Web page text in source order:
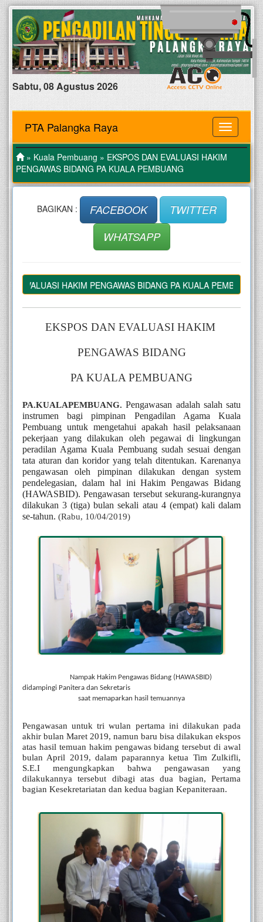
Sabtu, 08 Agustus 2026
MENU
PTA Palangka Raya
» Kuala Pembuang » EKSPOS DAN EVALUASI HAKIM
PENGAWAS BIDANG PA KUALA PEMBUANG
BAGIKAN : FACEBOOK
TWITTER
WHATSAPP
EVALUASI HAKIM PENGAWAS BIDANG PA KUALA PEMBUANG
EKSPOS DAN EVALUASI HAKIM
PENGAWAS BIDANG
PA KUALA PEMBUANG
PA.KUALAPEMBUANG. Pengawasan adalah salah satu
instrumen bagi pimpinan Pengadilan Agama Kuala
Pembuang untuk mengetahui apakah hasil pelaksanaan
pekerjaan yang dilakukan oleh pegawai di lingkungan
peradilan Agama Kuala Pembuang sudah sesuai dengan
tata aturan dan koridor yang telah ditentukan. Karenanya
pengawasan oleh pimpinan dilakukan dengan system
pendelegasian, dalam hal ini Hakim Pengawas Bidang
(HAWASBID). Pengawasan tersebut sekurang-kurangnya
dilakukan 3 (tiga) bulan sekali atau 4 (empat) kali dalam
se-tahun. (Rabu, 10/04/2019)
Nampak Hakim Pengawas Bidang (HAWASBID)
didampingi Panitera dan Sekretaris
saat memaparkan hasil temuannya
Pengawasan untuk tri wulan pertama ini dilakukan pada
akhir bulan Maret 2019, namun baru bisa dilakukan ekspos
atas hasil temuan hakim pengawas bidang tersebut di awal
bulan April 2019, dalam paparannya ketua Tim Zulkifli,
S.E.I mengungkapkan bahwa pengawasan yang
dilakukannya tersebut dibagi atas dua bagian, Pertama
bagian Kesekretariatan dan kedua bagian Kepaniteraan.